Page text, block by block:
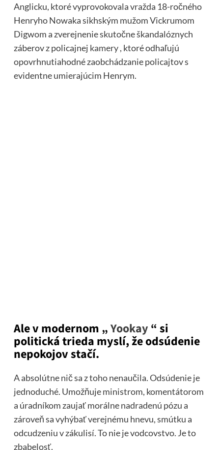
Anglicku, ktoré vyprovokovala vražda 18-ročného
Henryho Nowaka sikhským mužom Vickrumom
Digwom a zverejnenie skutočne škandalóznych
záberov z policajnej kamery, ktoré odhaľujú
opovrhnutiahodné zaobchádzanie policajtov s
evidentne umierajúcim Henrym.
Ale v modernom „Yookay “ si
politická trieda myslí, že odsúdenie
nepokojov stačí.
A absolútne nič sa z toho nenaučila. Odsúdenie je
jednoduché. Umožňuje ministrom, komentátorom
a úradníkom zaujať morálne nadradenú pózu a
zároveň sa vyhýbať verejnému hnevu, smútku a
odcudzeniu v zákulisí. To nie je vodcovstvo. Je to
zbabelosť.